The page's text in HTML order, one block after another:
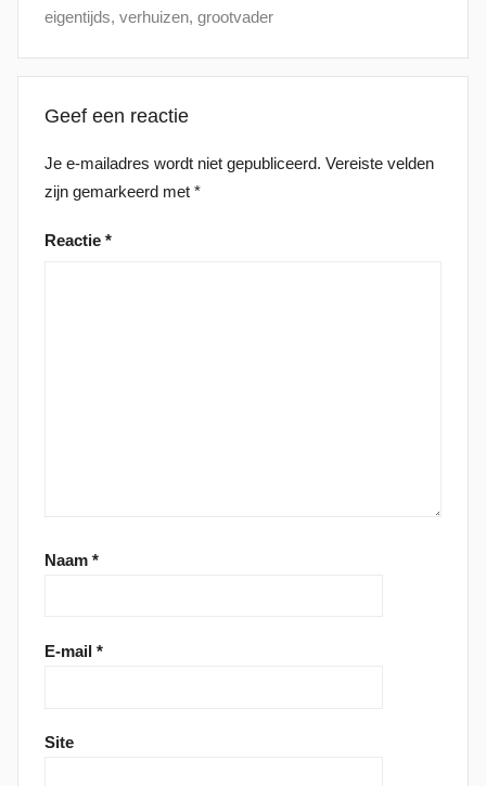
eigentijds, verhuizen, grootvader
Geef een reactie
Je e-mailadres wordt niet gepubliceerd. Vereiste velden
zijn gemarkeerd met *
Reactie *
Naam *
E-mail *
Site